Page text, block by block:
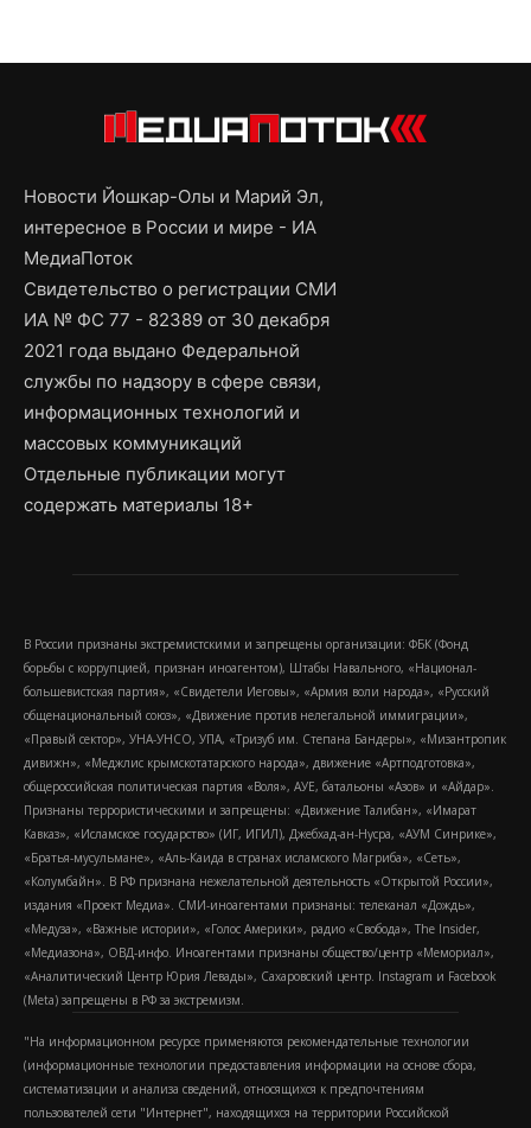
Новости Йошкар-Олы и Марий Эл,
интересное в России и мире - ИА
МедиаПоток
Свидетельство о регистрации СМИ
ИА № ФС 77 - 82389 от 30 декабря
2021 года выдано Федеральной
службы по надзору в сфере связи,
информационных технологий и
массовых коммуникаций
Отдельные публикации могут
содержать материалы 18+
В России признаны экстремистскими и запрещены организации: ФБК (Фонд
борьбы с коррупцией, признан иноагентом), Штабы Навального, «Национал-
большевистская партия», «Свидетели Иеговы», «Армия воли народа», «Русский
общенациональный союз», «Движение против нелегальной иммиграции»,
«Правый сектор», УНА-УНСО, УПА, «Тризуб им. Степана Бандеры», «Мизантропик
дивижн», «Меджлис крымскотатарского народа», движение «Артподготовка»,
общероссийская политическая партия «Воля», АУЕ, батальоны «Азов» и «Айдар».
Признаны террористическими и запрещены: «Движение Талибан», «Имарат
Кавказ», «Исламское государство» (ИГ, ИГИЛ), Джебхад-ан-Нусра, «АУМ Синрике»,
«Братья-мусульмане», «Аль-Каида в странах исламского Магриба», «Сеть»,
«Колумбайн». В РФ признана нежелательной деятельность «Открытой России»,
издания «Проект Медиа». СМИ-иноагентами признаны: телеканал «Дождь»,
«Медуза», «Важные истории», «Голос Америки», радио «Свобода», The Insider,
«Медиазона», ОВД-инфо. Иноагентами признаны общество/центр «Мемориал»,
«Аналитический Центр Юрия Левады», Сахаровский центр. Instagram и Facebook
(Metа) запрещены в РФ за экстремизм.
"На информационном ресурсе применяются рекомендательные технологии
(информационные технологии предоставления информации на основе сбора,
систематизации и анализа сведений, относящихся к предпочтениям
пользователей сети "Интернет", находящихся на территории Российской